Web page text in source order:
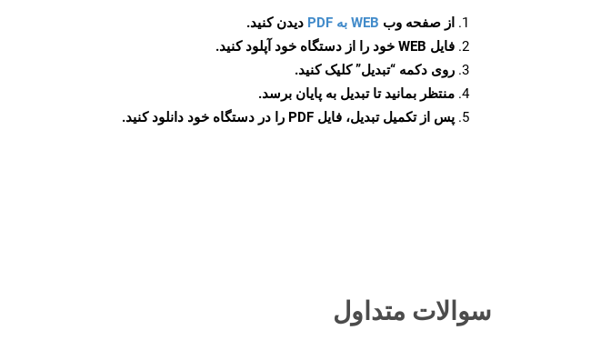
از صفحه وب WEB به PDF
دیدن کنید.
فایل WEB خود را از دستگاه خود آپلود کنید.
روی دکمه “تبدیل”کلیک کنید.
منتظر بمانید تا تبدیل به پایان برسد.
پس از تکمیل تبدیل، فایل PDF را در دستگاه خود دانلود کنید.
سوالات متداول